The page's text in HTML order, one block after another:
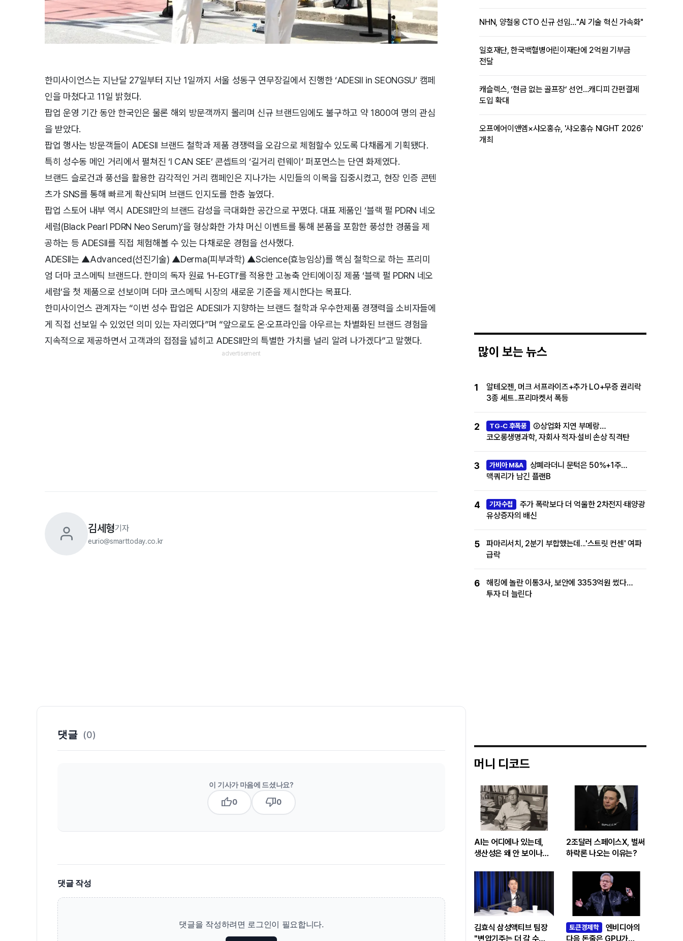
한미사이언스는 지난달 27일부터 지난 1일까지 서울 성동구 연무장길에서 진행한 ‘ADESII in SEONGSU’ 캠페
인을 마쳤다고 11일 밝혔다.
팝업 운영 기간 동안 한국인은 물론 해외 방문객까지 몰리며 신규 브랜드임에도 불구하고 약 1800여 명의 관심
을 받았다.
팝업 행사는 방문객들이 ADESII 브랜드 철학과 제품 경쟁력을 오감으로 체험할수 있도록 다채롭게 기획됐다.
특히 성수동 메인 거리에서 펼쳐진 ‘I CAN SEE’ 콘셉트의 ‘길거리 런웨이’ 퍼포먼스는 단연 화제였다.
브랜드 슬로건과 풍선을 활용한 감각적인 거리 캠페인은 지나가는 시민들의 이목을 집중시켰고, 현장 인증 콘텐
츠가 SNS를 통해 빠르게 확산되며 브랜드 인지도를 한층 높였다.
팝업 스토어 내부 역시 ADESII만의 브랜드 감성을 극대화한 공간으로 꾸몄다. 대표 제품인 ‘블랙 펄 PDRN 네오
세럼(Black Pearl PDRN Neo Serum)’을 형상화한 가챠 머신 이벤트를 통해 본품을 포함한 풍성한 경품을 제
공하는 등 ADESII를 직접 체험해볼 수 있는 다채로운 경험을 선사했다.
ADESII는 ▲Advanced(선진기술) ▲Derma(피부과학) ▲Science(효능임상)를 핵심 철학으로 하는 프리미
엄 더마 코스메틱 브랜드다. 한미의 독자 원료 ‘H-EGTI’를 적용한 고농축 안티에이징 제품 ‘블랙 펄 PDRN 네오
세럼’을 첫 제품으로 선보이며 더마 코스메틱 시장의 새로운 기준을 제시한다는 목표다.
한미사이언스 관계자는 “이번 성수 팝업은 ADESII가 지향하는 브랜드 철학과 우수한제품 경쟁력을 소비자들에
게 직접 선보일 수 있었던 의미 있는 자리였다”며 “앞으로도 온·오프라인을 아우르는 차별화된 브랜드 경험을
지속적으로 제공하면서 고객과의 접점을 넓히고 ADESII만의 특별한 가치를 널리 알려 나가겠다”고 말했다.
김세형기자
eurio@smarttoday.co.kr
NHN, 양철웅 CTO 신규 선임…"AI 기술 혁신 가속화"
일호재단, 한국백혈병어린이재단에 2억원 기부금
전달
캐슬렉스, ‘현금 없는 골프장’ 선언…캐디피 간편결제
도입 확대
오프에어이앤엠×샤오홍슈, '샤오홍슈 NIGHT 2026'
개최
많이 보는 뉴스
1
알테오젠, 머크 서프라이즈+추가 LO+무증 권리락
3종 세트..프리마켓서 폭등
2 TG-C 후폭풍
②상업화 지연 부메랑…
코오롱생명과학, 자회사 적자·설비 손상 직격탄
3 가비아 M&A
상폐라더니 문턱은 50%+1주…
맥쿼리가 남긴 플랜B
4 기자수첩
주가 폭락보다 더 억울한 2차전지·태양광
유상증자의 배신
5
파마리서치, 2분기 부합했는데...'스트릿 컨센' 여파
급락
6
해킹에 놀란 이통3사, 보안에 3353억원 썼다…
투자 더 늘린다
머니 디코드
AI는 어디에나 있는데,
생산성은 왜 안 보이나…
‘솔로우 패러독스’
2조달러 스페이스X, 벌써
하락론 나오는 이유는?
김효식 삼성액티브 팀장
"변압기주는 더 갈 수
토큰경제학
엔비디아의
다음 돈줄은 GPU가
댓글 (0)
이 기사가 마음에 드셨나요?
thumb_up0 thumb_down0
댓글 작성
댓글을 작성하려면 로그인이 필요합니다.